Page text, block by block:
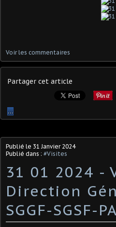
Voir les commentaires
Partager cet article
…
Publié le 31 Janvier 2024
Publié dans : #Visites
31 01 2024 -
Direction
SGGF-SGSF-